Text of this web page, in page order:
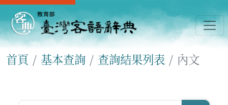
首頁 基本查詢 查詢結果列表 內文